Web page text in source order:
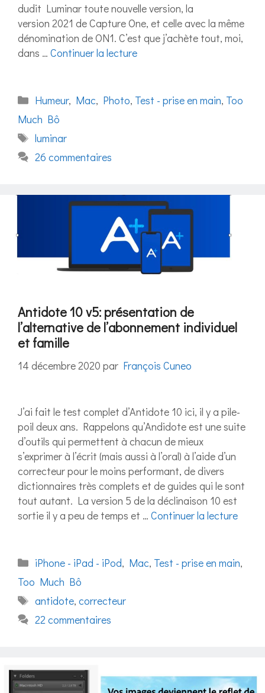
dudit Luminar toute nouvelle version, la
version 2021 de Capture One, et celle avec la même
dénomination de ON1. C’est que j’achète tout, moi,
dans … Continuer la lecture
Catégories
Humeur, Mac, Photo, Test - prise en main, Too
Much Bô
Étiquettes
luminar
26 commentaires
Antidote 10 v5: présentation de
l’alternative de l’abonnement individuel
et famille
14 décembre 2020 par François Cuneo
J’ai fait le test complet d’Antidote 10 ici, il y a pile-
poil deux ans. Rappelons qu’Andidote est une suite
d’outils qui permettent à chacun de mieux
s’exprimer à l’écrit (mais aussi à l’oral) à l’aide d’un
correcteur pour le moins performant, de divers
dictionnaires très complets et de guides qui le sont
tout autant. La version 5 de la déclinaison 10 est
sortie il y a peu de temps et … Continuer la lecture
Catégories
iPhone - iPad - iPod, Mac, Test - prise en main,
Too Much Bô
Étiquettes
antidote, correcteur
22 commentaires